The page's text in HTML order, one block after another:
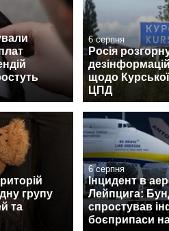
6 серпня
Росія
щодо Курської
ЦПД
групу
та
6 серпня
Інцидент в
Лейпцига:
спростував
боєприпаси